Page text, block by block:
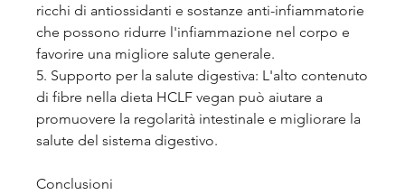
ricchi di antiossidanti e sostanze anti-infiammatorie
che possono ridurre l'infiammazione nel corpo e
favorire una migliore salute generale.
5. Supporto per la salute digestiva: L'alto contenuto
di fibre nella dieta HCLF vegan può aiutare a
promuovere la regolarità intestinale e migliorare la
salute del sistema digestivo.
Conclusioni